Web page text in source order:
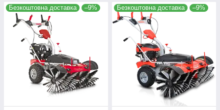
Безкоштовна доставка –9% Безкоштовна доставка –9%